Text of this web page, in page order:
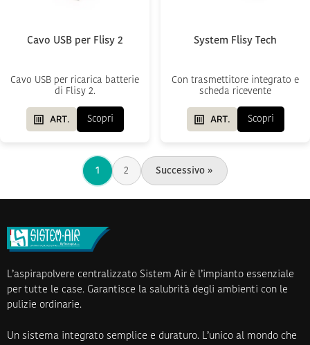
Cavo USB per Flisy 2
Cavo USB per ricarica batterie
di Flisy 2.
ART. Scopri
System Flisy Tech
Con trasmettitore integrato e
scheda ricevente
ART. Scopri
1 2 Successivo »
L’aspirapolvere centralizzato Sistem Air è l’impianto essenziale
per tutte le case. Garantisce la salubrità degli ambienti con le
pulizie ordinarie.
Un sistema integrato semplice e duraturo. L’unico al mondo che